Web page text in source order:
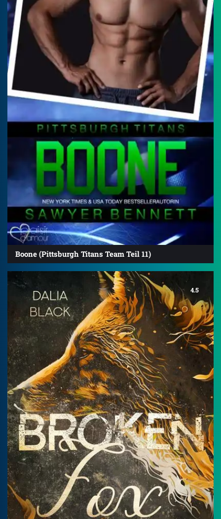
Boone (Pittsburgh Titans Team Teil 11)
4.5